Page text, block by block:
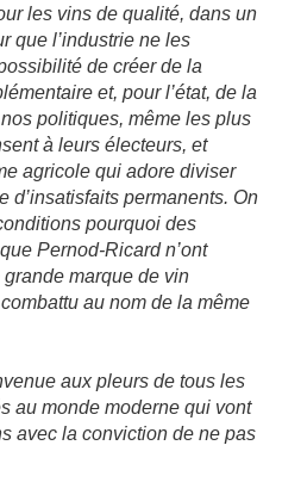
les vins de qualité, dans un
que l’industrie ne les
de créer de la
et, pour l’état, de la
politiques, même les plus
à leurs électeurs, et
agricole qui adore diviser
d’insatisfaits permanents. On
pourquoi des
Pernod-Ricard n’ont
marque de vin
au nom de la même
aux pleurs de tous les
au monde moderne qui vont
avec la conviction de ne pas